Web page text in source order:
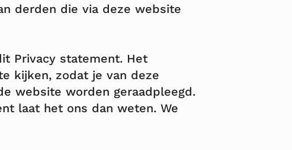
derden die via deze website
Privacy statement. Het
kijken, zodat je van deze
website worden geraadpleegd.
laat het ons dan weten. We